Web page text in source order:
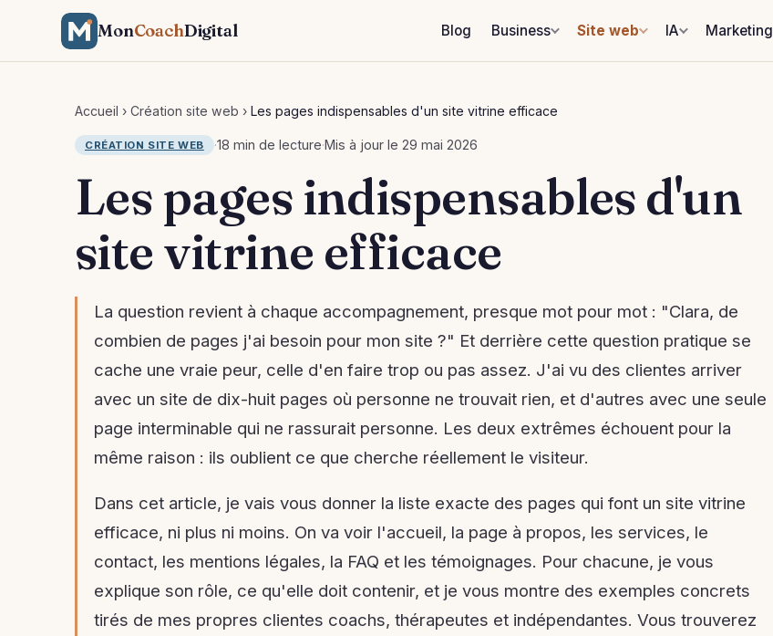
MonCoachDigital Blog Business Site web IA Marketing
Accueil › Création site web › Les pages indispensables d'un site vitrine efficace
CRÉATION SITE WEB ·18 min de lecture·Mis à jour le 29 mai 2026
Les pages indispensables d'un
site vitrine efficace
La question revient à chaque accompagnement, presque mot pour mot : "Clara, de
combien de pages j'ai besoin pour mon site ?" Et derrière cette question pratique se
cache une vraie peur, celle d'en faire trop ou pas assez. J'ai vu des clientes arriver
avec un site de dix-huit pages où personne ne trouvait rien, et d'autres avec une seule
page interminable qui ne rassurait personne. Les deux extrêmes échouent pour la
même raison : ils oublient ce que cherche réellement le visiteur.
Dans cet article, je vais vous donner la liste exacte des pages qui font un site vitrine
efficace, ni plus ni moins. On va voir l'accueil, la page à propos, les services, le
contact, les mentions légales, la FAQ et les témoignages. Pour chacune, je vous
explique son rôle, ce qu'elle doit contenir, et je vous montre des exemples concrets
tirés de mes propres clientes coachs, thérapeutes et indépendantes. Vous trouverez